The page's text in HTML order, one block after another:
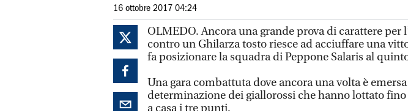
16 ottobre 2017 04:24
OLMEDO. Ancora una grande prova di carattere per
contro un Ghilarza tosto riesce ad acciuffare una
fa posizionare la squadra di Peppone Salaris al
Una gara combattuta dove ancora una volta è
determinazione dei giallorossi che hanno lottato
a casa i tre punti.